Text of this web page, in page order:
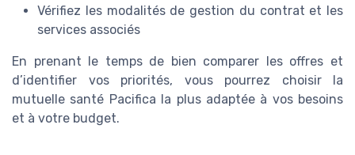
Vérifiez les modalités de gestion du contrat et les
services associés
En prenant le temps de bien comparer les offres et
d’identifier vos priorités, vous pourrez choisir la
mutuelle santé Pacifica la plus adaptée à vos besoins
et à votre budget.